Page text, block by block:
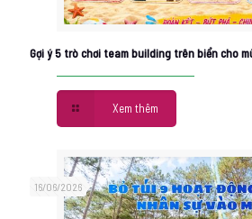
Gợi ý 5 trò chơi team building trên biển cho
Xem thêm
16/06/2026